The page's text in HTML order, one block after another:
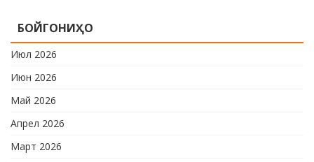
ҷаҳонии футбол бо иштироки 10
БОЙГОНИҲО
Июл 2026
Июн 2026
Май 2026
Апрел 2026
Март 2026